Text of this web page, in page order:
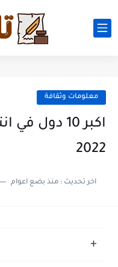
معلومات وثقافة
اكبر 10 دول
2022
اخر تحديث :منذ بضع اعوام